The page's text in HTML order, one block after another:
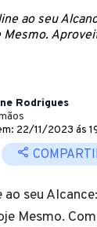
ao seu
Mesmo.
Rodrigues
22/11/2023 ás
ao seu
Mesmo.